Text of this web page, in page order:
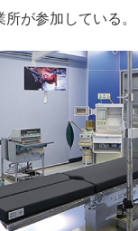
が参加している。